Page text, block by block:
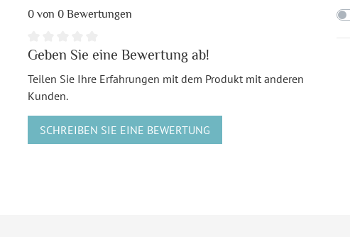
0 von 0 Bewertungen
Geben Sie eine Bewertung ab!
Teilen Sie Ihre Erfahrungen mit dem Produkt mit anderen
Kunden.
SCHREIBEN SIE EINE BEWERTUNG